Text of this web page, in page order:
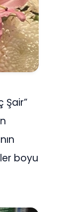
Şair”
boyu